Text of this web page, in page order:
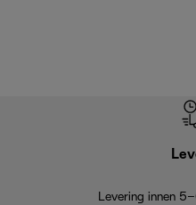
Levering innen